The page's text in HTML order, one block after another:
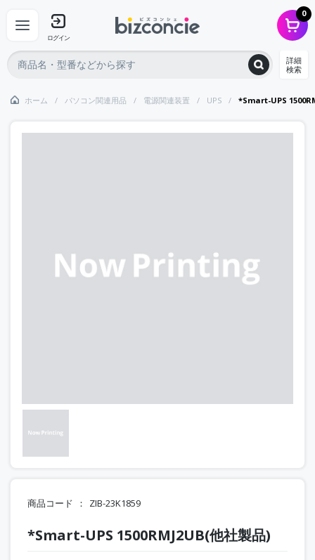
ログイン
0
詳細
検索
ホーム パソコン関連用品 電源関連装置 UPS *Smart-UPS
商品コード ZIB-23K1859
*Smart-UPS 1500RMJ2UB(他社製品)